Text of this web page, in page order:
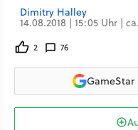
Dimitry Halley
14.08.2018 | 15:05 Uhr |
2 76
GameStar